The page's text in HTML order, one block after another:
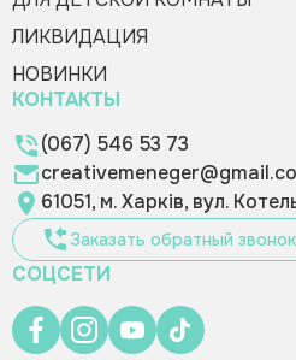
ЛИКВИДАЦИЯ
НОВИНКИ
КОНТАКТЫ
(067) 546 53 73
61051, м. Харків, вул.
Заказать обратный звонок
СОЦСЕТИ